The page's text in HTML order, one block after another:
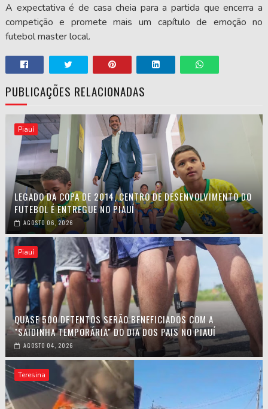
A expectativa é de casa cheia para a partida que encerra a
competição e promete mais um capítulo de emoção no
futebol master local.
PUBLICAÇÕES RELACIONADAS
Piauí
LEGADO DA COPA DE 2014, CENTRO DE DESENVOLVIMENTO DO
FUTEBOL É ENTREGUE NO PIAUÍ
AGOSTO 06, 2026
Piauí
QUASE 500 DETENTOS SERÃO BENEFICIADOS COM A
"SAIDINHA TEMPORÁRIA" DO DIA DOS PAIS NO PIAUÍ
AGOSTO 04, 2026
Teresina